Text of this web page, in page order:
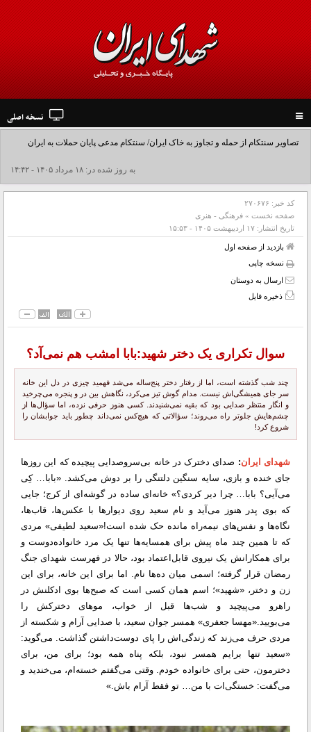
navigation
نسخه اصلی
تصاویر سنتکام از حمله و تجاوز به خاک ایران/ سنتکام مدعی پایان حملات به ایران
شد+فیلم به روز شده در: ۱۸ مرداد ۱۴۰۵ - ۱۴:۴۲
کد خبر: ۲۷۰۶۷۶
صفحه نخست » فرهنگی - هنری
تاریخ انتشار: ۱۷ ارديبهشت ۱۴۰۵ - ۱۵:۵۳
بازدید از صفحه اول
نسخه چاپی
ارسال به دوستان
ذخیره فایل
سوال تکراری یک دختر شهید:بابا امشب هم نمی‌آد؟
چند شب گذشته است، اما از رفتار دختر پنج‌ساله می‌شد فهمید چیزی در دل این خانه
سر جای همیشگی‌اش نیست. مدام گوش تیز می‌کرد، نگاهش بین در و پنجره می‌چرخید
و انگار منتظر صدایی بود که بقیه نمی‌شنیدند. کسی هنوز حرفی نزده، اما سؤال‌ها از
چشم‌هایش جلوتر راه می‌روند؛ سؤالاتی که هیچ‌کس نمی‌داند چطور باید جوابشان را
شروع کرد!
شهدای ایران: صدای دخترک در خانه‌ بی‌سروصدایی پیچیده که این روزها
جای خنده و بازی، سایه‌ سنگین دلتنگی را بر دوش می‌کشد. «بابا… کِی
می‌آیی؟ بابا… چرا دیر کردی؟» خانه‌ای ساده در گوشه‌ای از کرج؛ جایی
که بوی پدر هنوز می‌آید و نام سعید روی دیوارها با عکس‌ها، قاب‌ها،
نگاه‌ها و نفس‌های نیمه‌راه مانده حک شده است!«سعید لطیفی» مردی
که تا همین چند ماه پیش برای همسایه‌ها تنها یک مرد خانواده‌دوست و
برای همکارانش یک نیروی قابل‌اعتماد بود، حالا در فهرست شهدای جنگ
رمضان قرار گرفته؛ اسمی میان ده‌ها نام. اما برای این خانه، برای این
زن و دختر، «شهید»؛ اسم همان کسی است که صبح‌ها بوی ادکلنش در
راهرو می‌پیچید و شب‌ها قبل از خواب، موهای دخترکش را
می‌بویید.«مهسا جعفری» همسر جوان سعید، با صدایی آرام و شکسته از
مردی حرف می‌زند که زندگی‌اش را پای دوست‌داشتن گذاشت. می‌گوید:
«سعید تنها برایم همسر نبود، بلکه پناه همه بود؛ برای من، برای
دخترمون، حتی برای خانواده‌ خودم. وقتی می‌گفتم خسته‌ام، می‌خندید و
می‌گفت: خستگی‌ات با من… تو فقط آرام باش.»